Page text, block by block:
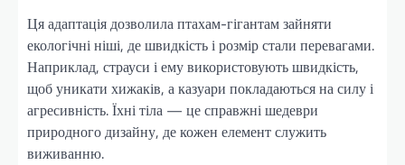
Ця адаптація дозволила птахам-гігантам зайняти
екологічні ніші, де швидкість і розмір стали перевагами.
Наприклад, страуси і ему використовують швидкість,
щоб уникати хижаків, а казуари покладаються на силу і
агресивність. Їхні тіла — це справжні шедеври
природного дизайну, де кожен елемент служить
виживанню.